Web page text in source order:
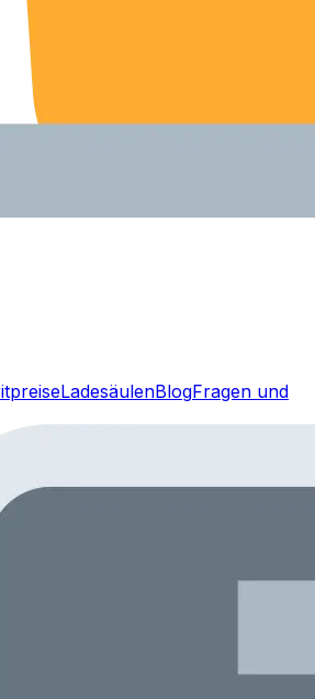
LadesäulenBlogFragen und